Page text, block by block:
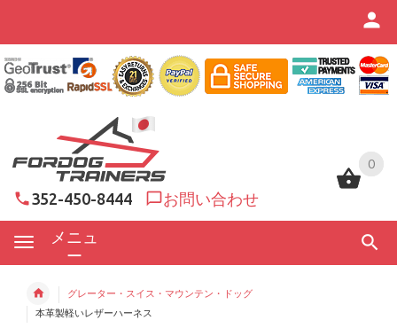
0
352-450-8444 お問い合わせ
メニュ
ー
0
グレーター・スイス・マウンテン・ドッグ
本革製軽いレザーハーネス